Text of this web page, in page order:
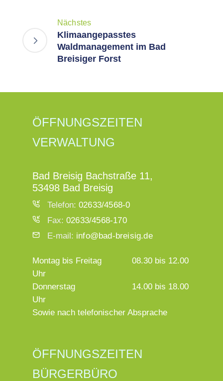
Nächstes
Klimaangepasstes
Waldmanagement im Bad
Breisiger Forst
ÖFFNUNGSZEITEN
VERWALTUNG
Bad Breisig Bachstraße 11,
53498 Bad Breisig
Telefon: 02633/4568-0
Fax: 02633/4568-170
E-mail: info@bad-breisig.de
Montag bis Freitag
08.30 bis 12.00
Uhr
Donnerstag
14.00 bis 18.00
Uhr
Sowie nach telefonischer Absprache
ÖFFNUNGSZEITEN
BÜRGERBÜRO